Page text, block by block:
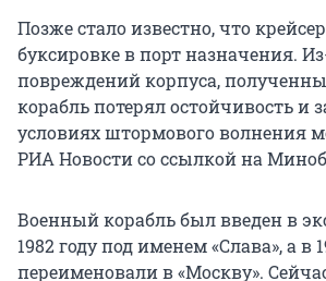
Позже стало известно, что
буксировке в порт назначения.
повреждений корпуса,
корабль потерял остойчивость и
условиях штормового волнения
РИА Новости со ссылкой на
Военный корабль был введен в
1982 году под именем «Слава», а в
переименовали в «Москву».